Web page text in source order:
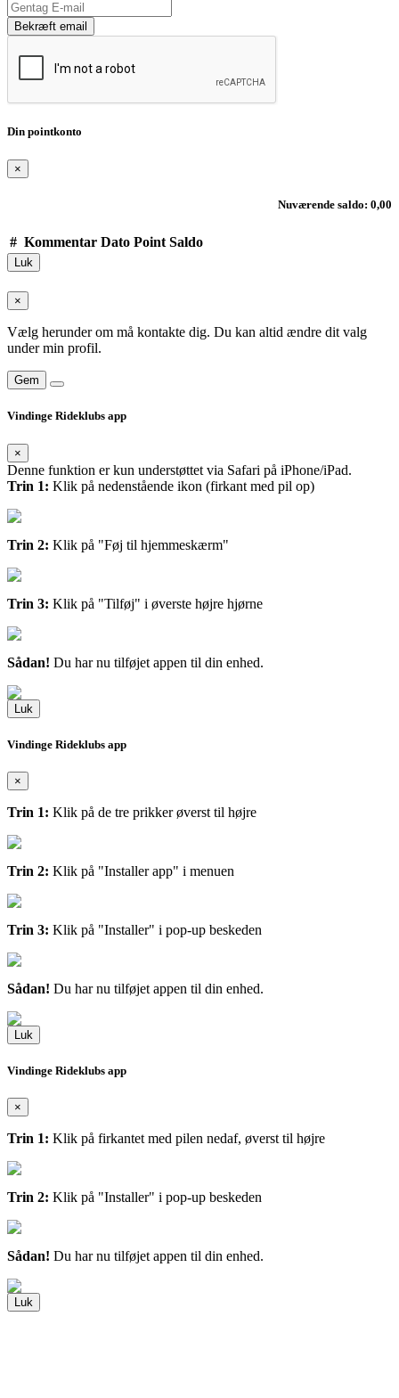
Bekræft email
Din pointkonto
×
Nuværende saldo: 0,00
# Kommentar Dato Point Saldo
Luk
×
Vælg herunder om må kontakte dig. Du kan altid ændre dit valg
under min profil.
Gem
Vindinge Rideklubs app
×
Denne funktion er kun understøttet via Safari på iPhone/iPad.
Trin 1: Klik på nedenstående ikon (firkant med pil op)
Trin 2: Klik på "Føj til hjemmeskærm"
Trin 3: Klik på "Tilføj" i øverste højre hjørne
Sådan! Du har nu tilføjet appen til din enhed.
Luk
Vindinge Rideklubs app
×
Trin 1: Klik på de tre prikker øverst til højre
Trin 2: Klik på "Installer app" i menuen
Trin 3: Klik på "Installer" i pop-up beskeden
Sådan! Du har nu tilføjet appen til din enhed.
Luk
Vindinge Rideklubs app
×
Trin 1: Klik på firkantet med pilen nedaf, øverst til højre
Trin 2: Klik på "Installer" i pop-up beskeden
Sådan! Du har nu tilføjet appen til din enhed.
Luk